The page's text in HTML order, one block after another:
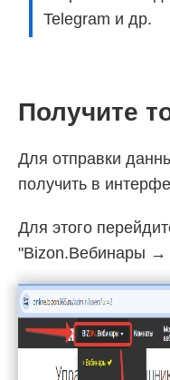
Telegram и др.
Получите
Для отправки
получить в
Для этого
"Bizon.Вебинары →